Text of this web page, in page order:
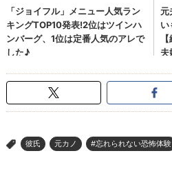
> 彼氏 元カノ #忘れられない恐怖体験